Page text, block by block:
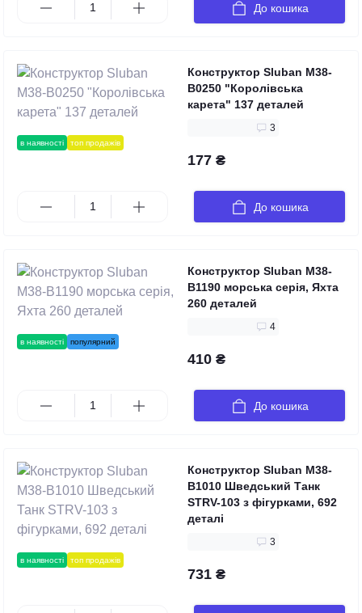
До кошика
в наявності топ продажів
Конструктор Sluban M38-
B0250 "Королівська
карета" 137 деталей
3
177 ₴
До кошика
в наявності популярний
Конструктор Sluban M38-
B1190 морська серія, Яхта
260 деталей
4
410 ₴
До кошика
в наявності топ продажів
Конструктор Sluban M38-
B1010 Шведський Танк
STRV-103 з фігурками, 692
деталі
3
731 ₴